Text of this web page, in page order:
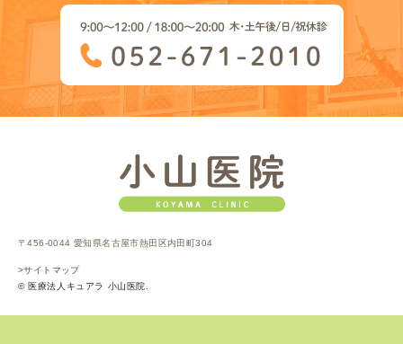
〒456-0044 愛知県名古屋市熱田区内田町304
>サイトマップ
© 医療法人キュアラ 小山医院.